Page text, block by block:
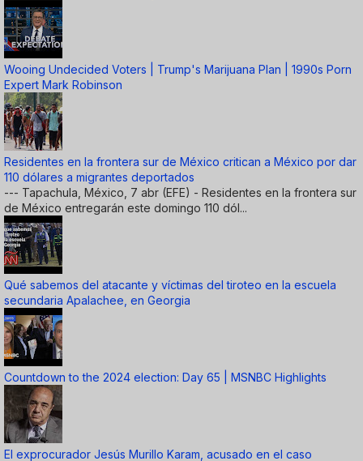
Wooing Undecided Voters | Trump's Marijuana Plan | 1990s Porn
Expert Mark Robinson
Residentes en la frontera sur de México critican a México por dar
110 dólares a migrantes deportados
--- Tapachula, México, 7 abr (EFE) - Residentes en la frontera sur
de México entregarán este domingo 110 dól...
Qué sabemos del atacante y víctimas del tiroteo en la escuela
secundaria Apalachee, en Georgia
Countdown to the 2024 election: Day 65 | MSNBC Highlights
El exprocurador Jesús Murillo Karam, acusado en el caso